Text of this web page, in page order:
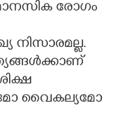
രോഗം
നിസാരമല്ല.
വൈകല്യമോ